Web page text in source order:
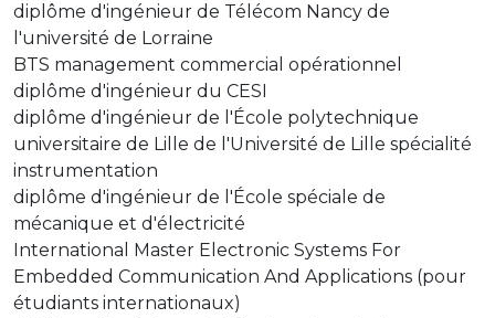
diplôme d'ingénieur de Télécom Nancy de
l'université de Lorraine
BTS management commercial opérationnel
diplôme d'ingénieur du CESI
diplôme d'ingénieur de l'École polytechnique
universitaire de Lille de l'Université de Lille spécialité
instrumentation
diplôme d'ingénieur de l'École spéciale de
mécanique et d'électricité
International Master Electronic Systems For
Embedded Communication And Applications (pour
étudiants internationaux)